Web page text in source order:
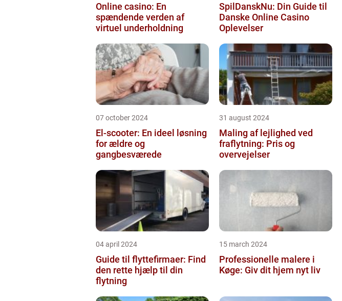
Online casino: En
spændende verden af
virtuel underholdning
SpilDanskNu: Din Guide til
Danske Online Casino
Oplevelser
07 october 2024
El-scooter: En ideel løsning
for ældre og
gangbesværede
31 august 2024
Maling af lejlighed ved
fraflytning: Pris og
overvejelser
04 april 2024
Guide til flyttefirmaer: Find
den rette hjælp til din
flytning
15 march 2024
Professionelle malere i
Køge: Giv dit hjem nyt liv